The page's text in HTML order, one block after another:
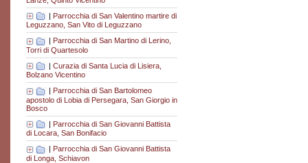
| Parrocchia di San Valentino martire di
Leguzzano, San Vito di Leguzzano
| Parrocchia di San Martino di Lerino,
Torri di Quartesolo
| Curazia di Santa Lucia di Lisiera,
Bolzano Vicentino
Parrocchia di San Bartolomeo
apostolo di Lobia di Persegara, San Giorgio in
Bosco
| Parrocchia di San Giovanni Battista
di Locara, San Bonifacio
Parrocchia di San Giovanni Battista
di Longa, Schiavon